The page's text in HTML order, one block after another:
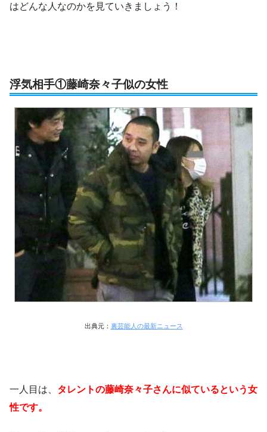
はどんな人なのかを見ていきましょう！
浮気相手①藤崎奈々子似の女性
出典元： 裏芸能人の最新ニュース
一人目は、 タレントの藤崎奈々子さんに似ているという女
性です。